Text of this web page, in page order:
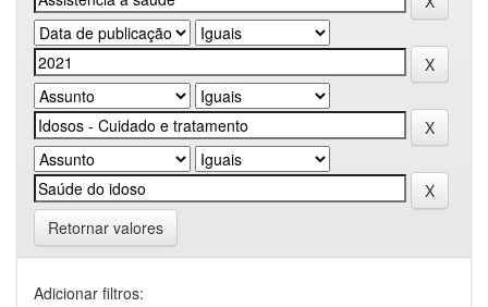
Retornar valores
Adicionar filtros: